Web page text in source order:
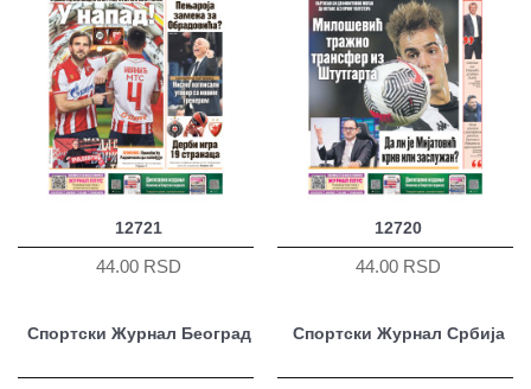
12721
44.00 RSD
12720
44.00 RSD
Спортски Журнал Београд Спортски Журнал Србија